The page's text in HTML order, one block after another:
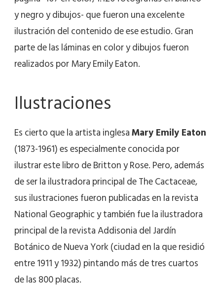
y negro y dibujos- que fueron una excelente
ilustración del contenido de ese estudio. Gran
parte de las láminas en color y dibujos fueron
realizados por Mary Emily Eaton.
Ilustraciones
Es cierto que la artista inglesaMary Emily Eaton
(1873-1961) es especialmente conocida por
ilustrar este libro de Britton y Rose. Pero, además
de ser la ilustradora principal de The Cactaceae,
sus ilustraciones fueron publicadas en la revista
National Geographic y también fue la ilustradora
principal de la revista Addisonia del Jardín
Botánico de Nueva York (ciudad en la que residió
entre 1911 y 1932) pintando más de tres cuartos
de las 800 placas.